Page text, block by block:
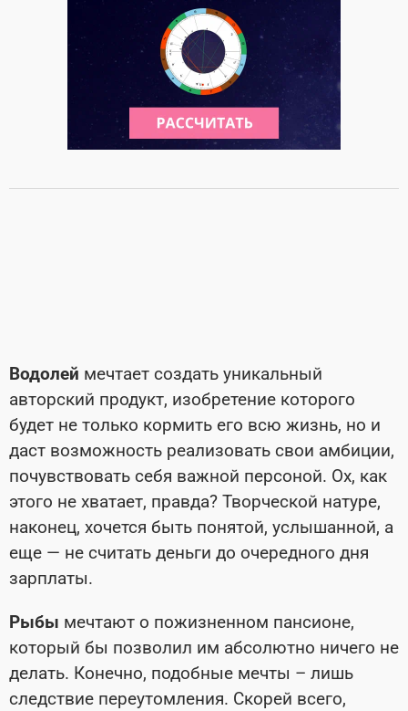
Водолей мечтает создать уникальный
авторский продукт, изобретение которого
будет не только кормить его всю жизнь, но и
даст возможность реализовать свои амбиции,
почувствовать себя важной персоной. Ох, как
этого не хватает, правда? Творческой натуре,
наконец, хочется быть понятой, услышанной, а
еще — не считать деньги до очередного дня
зарплаты.
Рыбы мечтают о пожизненном пансионе,
который бы позволил им абсолютно ничего не
делать. Конечно, подобные мечты – лишь
следствие переутомления. Скорей всего,